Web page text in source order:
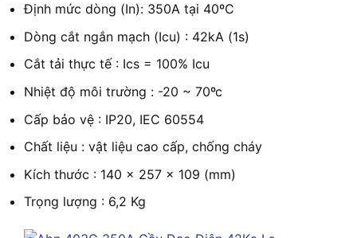
Định mức dòng (In): 350A tại 40ºC
Dòng cắt ngắn mạch (Icu) : 42kA (1s)
Cắt tải thực tế : Ics = 100% Icu
Nhiệt độ môi trường : -20 ~ 70ºc
Cấp bảo vệ : IP20, IEC 60554
Chất liệu : vật liệu cao cấp, chống cháy
Kích thước : 140 x 257 x 109 (mm)
Trọng lượng : 6,2 Kg